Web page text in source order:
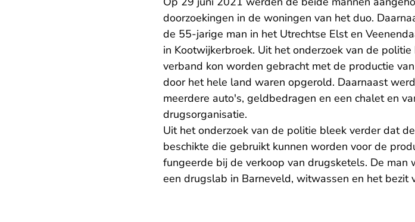
doorzoekingen in de woningen van het duo.
de 55-jarige man in het Utrechtse Elst en
in Kootwijkerbroek. Uit het onderzoek van de
verband kon worden gebracht met de productie
door het hele land waren opgerold. Daarnaast
meerdere auto's, geldbedragen en een chalet en
drugsorganisatie.
Uit het onderzoek van de politie bleek verder dat
beschikte die gebruikt kunnen worden voor de
fungeerde bij de verkoop van drugsketels. De
een drugslab in Barneveld, witwassen en het bezit